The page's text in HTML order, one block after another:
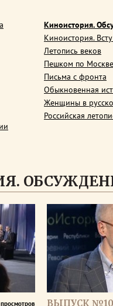
Киноистория.
Киноистория.
Летопись веков
Пешком по Москве
Письма с фронта
Обыкновенная
Женщины в
Российская
ВЫПУСК